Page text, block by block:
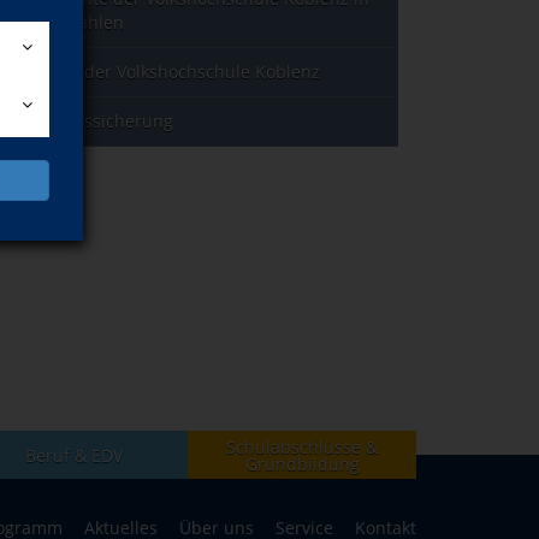
Jahreszahlen
Leitbild der Volkshochschule Koblenz
Qualitätssicherung
Beruf & EDV Schulabschlüsse &
Grundbildung
Aktuelles Über uns Service Kontakt